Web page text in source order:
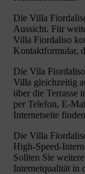
Die Villa
Aussicht. Für
Villa Fiordaliso
Kontaktformular,
Die Vila
Villa gleichzeitig
über die Terrasse
per Telefon, E-
Internetseite
Die Villa
High-Speed-
Sollten Sie
Internetqualität in